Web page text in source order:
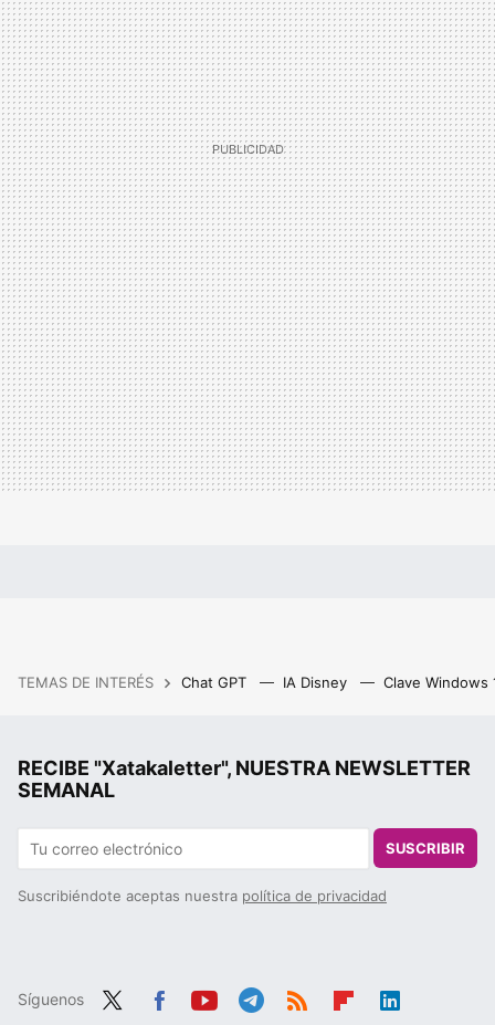
TEMAS DE INTERÉS Chat GPT IA Disney Clave Windows
RECIBE "Xatakaletter", NUESTRA NEWSLETTER
SEMANAL
SUSCRIBIR
Suscribiéndote aceptas nuestra política de privacidad
Síguenos